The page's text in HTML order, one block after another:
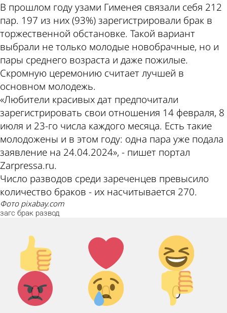
В прошлом году узами Гименея связали себя 212
пар. 197 из них (93%) зарегистрировали брак в
торжественной обстановке. Такой вариант
выбрали не только молодые новобрачные, но и
пары среднего возраста и даже пожилые.
Скромную церемонию считает лучшей в
основном молодежь.
«Любители красивых дат предпочитали
зарегистрировать свои отношения 14 февраля, 8
июля и 23-го числа каждого месяца. Есть такие
молодожены и в этом году: одна пара уже подала
заявление на 24.04.2024», - пишет портал
Zarpressa.ru.
Число разводов среди зареченцев превысило
количество браков - их насчитывается 270.
фото pixabay.com
загс брак развод
Палец
вверх!
0
Лайк!
0
Дикий
смех!
0
Агрессия!
Грусть :
(
Палец
вниз!